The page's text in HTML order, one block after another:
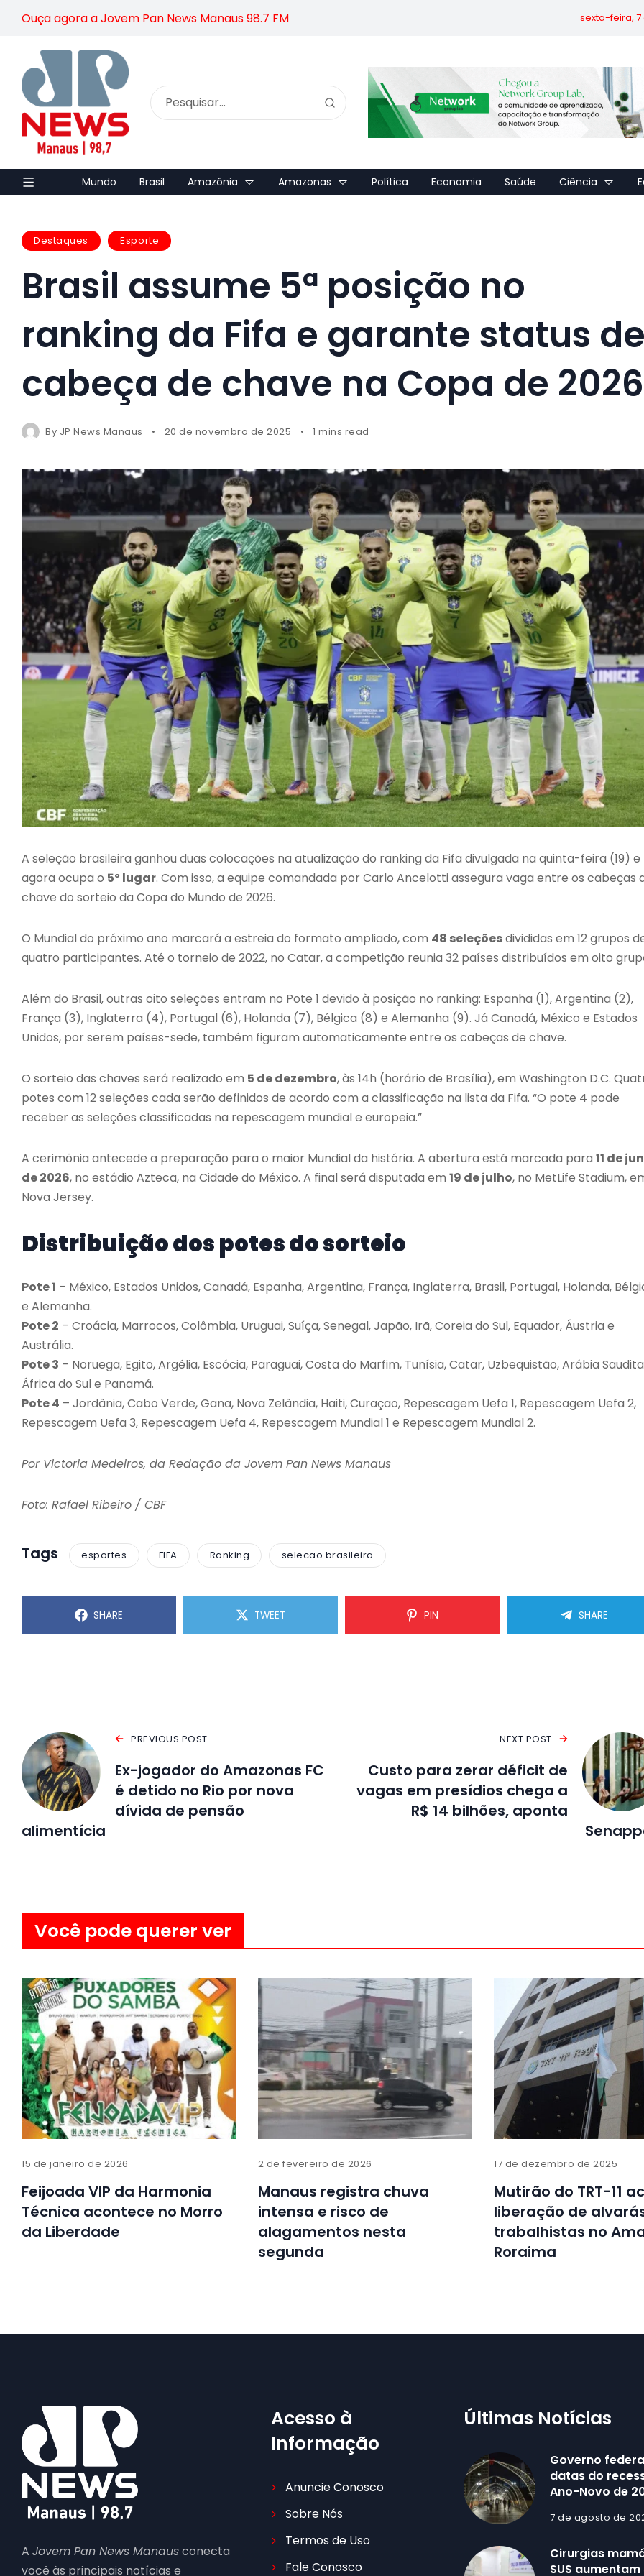
Ouça agora a Jovem Pan News Manaus 98.7 FM sexta-feira, 7
Mundo Brasil Amazônia Amazonas Política Economia Saúde Ciência
Destaques Esporte
Brasil assume 5ª posição no
ranking da Fifa e garante status
cabeça de chave na Copa de 2026
By JP News Manaus 20 de novembro de 2025 1 mins read
A seleção brasileira ganhou duas colocações na atualização do ranking da Fifa divulgada na quinta-feira (19) e
agora ocupa o 5º lugar. Com isso, a equipe comandada por Carlo Ancelotti assegura vaga entre os cabeças
chave do sorteio da Copa do Mundo de 2026.
O Mundial do próximo ano marcará a estreia do formato ampliado, com 48 seleçõesdivididas em 12 grupos
quatro participantes. Até o torneio de 2022, no Catar, a competição reunia 32 países distribuídos em oito
Além do Brasil, outras oito seleções entram no Pote 1 devido à posição no ranking: Espanha (1), Argentina (2),
França (3), Inglaterra (4), Portugal (6), Holanda (7), Bélgica (8) e Alemanha (9). Já Canadá, México e Estados
Unidos, por serem países-sede, também figuram automaticamente entre os cabeças de chave.
O sorteio das chaves será realizado em 5 de dezembro, às 14h (horário de Brasília), em Washington D.C.
potes com 12 seleções cada serão definidos de acordo com a classificação na lista da Fifa. “O pote 4 pode
receber as seleções classificadas na repescagem mundial e europeia.”
A cerimônia antecede a preparação para o maior Mundial da história. A abertura está marcada para 11 de
de 2026, no estádio Azteca, na Cidade do México. A final será disputada em 19 de julho, no MetLife Stadium,
Nova Jersey.
Distribuição dos potes do sorteio
Pote 1 – México, Estados Unidos, Canadá, Espanha, Argentina, França, Inglaterra, Brasil, Portugal, Holanda,
e Alemanha.
Pote 2 – Croácia, Marrocos, Colômbia, Uruguai, Suíça, Senegal, Japão, Irã, Coreia do Sul, Equador, Áustria e
Austrália.
Pote 3 – Noruega, Egito, Argélia, Escócia, Paraguai, Costa do Marfim, Tunísia, Catar, Uzbequistão, Arábia
África do Sul e Panamá.
Pote 4 – Jordânia, Cabo Verde, Gana, Nova Zelândia, Haiti, Curaçao, Repescagem Uefa 1, Repescagem Uefa 2,
Repescagem Uefa 3, Repescagem Uefa 4, Repescagem Mundial 1 e Repescagem Mundial 2.
Por Victoria Medeiros, da Redação da Jovem Pan News Manaus
Foto: Rafael Ribeiro / CBF
Tags esportes FIFA Ranking selecao brasileira
SHARE TWEET PIN SHARE
PREVIOUS POST
Ex-jogador do Amazonas FC
é detido no Rio por nova
dívida de pensão
alimentícia
NEXT POST
Custo para zerar déficit de
vagas em presídios chega a
R$ 14 bilhões, aponta
Você pode querer ver
15 de janeiro de 2026
Feijoada VIP da Harmonia
Técnica acontece no Morro
da Liberdade
2 de fevereiro de 2026
Manaus registra chuva
intensa e risco de
alagamentos nesta
segunda
17 de dezembro de 2025
Mutirão do TRT-11
liberação de
trabalhistas no
Roraima
A Jovem Pan News Manausconecta
você às principais notícias e
Acesso à
Informação
Anuncie Conosco
Sobre Nós
Termos de Uso
Fale Conosco
Últimas Notícias
Governo
datas do
Ano-Novo de
7 de agosto de
Cirurgias
SUS